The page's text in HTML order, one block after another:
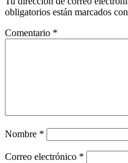
obligatorios están marcados con
Comentario *
Nombre *
Correo electrónico *